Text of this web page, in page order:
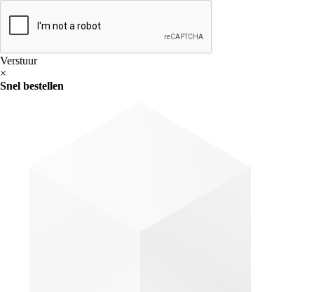
Verstuur
×
Snel bestellen